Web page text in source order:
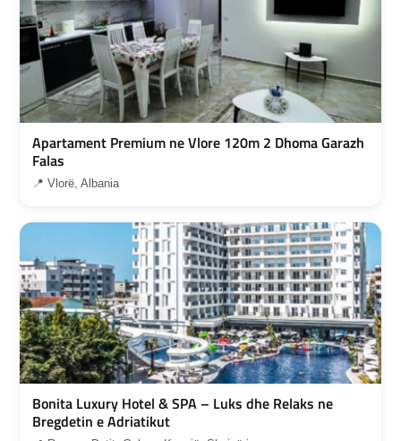
Apartament Premium ne Vlore 120m 2 Dhoma Garazh
Falas
📍 Vlorë, Albania
Bonita Luxury Hotel & SPA – Luks dhe Relaks ne
Bregdetin e Adriatikut